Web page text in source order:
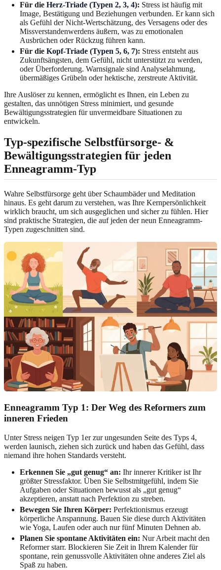
Für die Herz-Triade (Typen 2, 3, 4): Stress ist häufig mit
Image, Bestätigung und Beziehungen verbunden. Er kann sich
als Gefühl der Nicht-Wertschätzung, des Versagens oder des
Missverstandenwerdens äußern, was zu emotionalen
Ausbrüchen oder Rückzug führen kann.
Für die Kopf-Triade (Typen 5, 6, 7): Stress entsteht aus
Zukunftsängsten, dem Gefühl, nicht unterstützt zu werden,
oder Überforderung. Warnsignale sind Analyselahmung,
übermäßiges Grübeln oder hektische, zerstreute Aktivität.
Ihre Auslöser zu kennen, ermöglicht es Ihnen, ein Leben zu
gestalten, das unnötigen Stress minimiert, und gesunde
Bewältigungsstrategien für unvermeidbare Situationen zu
entwickeln.
Typ-spezifische Selbstfürsorge- &
Bewältigungsstrategien für jeden
Enneagramm-Typ
Wahre Selbstfürsorge geht über Schaumbäder und Meditation
hinaus. Es geht darum zu verstehen, was Ihre Kernpersönlichkeit
wirklich braucht, um sich ausgeglichen und sicher zu fühlen. Hier
sind praktische Strategien, die auf jeden der neun Enneagramm-
Typen zugeschnitten sind.
Enneagramm Typ 1: Der Weg des Reformers zum
inneren Frieden
Unter Stress neigen Typ 1er zur ungesunden Seite des Typs 4,
werden launisch, ziehen sich zurück und haben das Gefühl, dass
niemand ihre hohen Standards versteht.
Erkennen Sie „gut genug“ an: Ihr innerer Kritiker ist Ihr
größter Stressfaktor. Üben Sie Selbstmitgefühl, indem Sie
Aufgaben oder Situationen bewusst als „gut genug“
akzeptieren, anstatt nach Perfektion zu streben.
Bewegen Sie Ihren Körper: Perfektionismus erzeugt
körperliche Anspannung. Bauen Sie diese durch Aktivitäten
wie Yoga, Laufen oder auch nur fünf Minuten Dehnen ab.
Planen Sie spontane Aktivitäten ein: Nur Arbeit macht den
Reformer starr. Blockieren Sie Zeit in Ihrem Kalender für
spontane, rein genussvolle Aktivitäten ohne anderes Ziel als
Spaß zu haben.